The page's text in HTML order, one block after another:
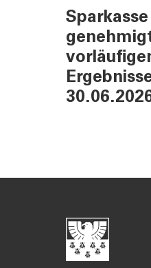
Darlehensrate
Rendite berechnen
Vorsorgelücke
Sparkasse